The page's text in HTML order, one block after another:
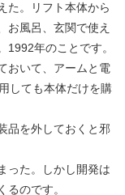
た。リフト本体から
お風呂、玄関で使え
年のことです。
おいて、アームと電
しても本体だけを購
品を外しておくと邪
った。しかし開発は
るのです。